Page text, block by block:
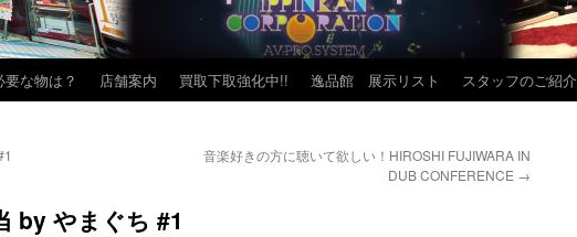
な物は？ 店舗案内 買取下取強化中!! 逸品館 展示リスト スタッフのご紹介
音楽好きの方に聴いて欲しい！HIROSHI FUJIWARA IN
DUB CONFERENCE →
by やまぐち #1